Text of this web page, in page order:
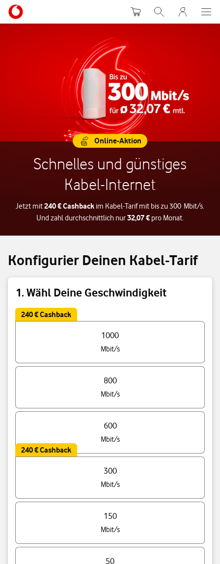
WarenkorbSuche MeinVodafone
Online-Aktion
Schnelles und günstiges
Kabel-Internet
Jetzt mit240 € Cashback im Kabel-Tarif mit bis zu 300 Mbit/s.
Und zahl durchschnittlich nur32,07 € pro Monat.
Konfigurier Deinen Kabel-Tarif
1. Wähl Deine Geschwindigkeit
240 € Cashback
1000
Mbit/s
800
Mbit/s
600
Mbit/s
240 € Cashback
300
Mbit/s
150
Mbit/s
50